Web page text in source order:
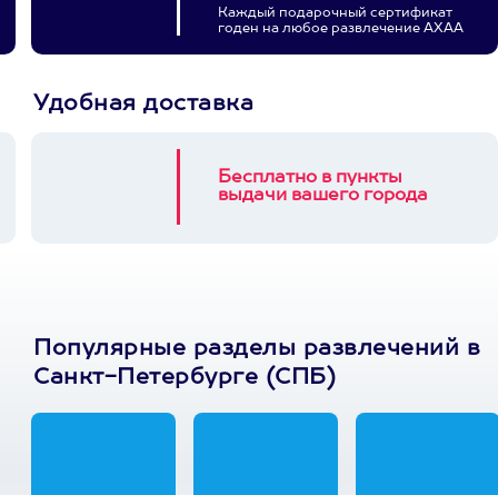
Каждый подарочный сертификат
годен на любое развлечение АХАА
Удобная доставка
Бесплатно в пункты
выдачи вашего города
Популярные разделы развлечений в
Санкт-Петербурге (СПБ)